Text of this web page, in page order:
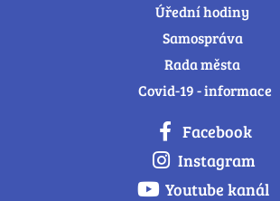
Úřední hodiny
Samospráva
Rada města
Covid-19 - informace
Facebook
Instagram
Youtube kanál